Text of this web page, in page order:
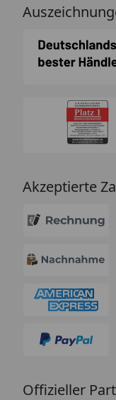
Akzeptierte
Offizieller